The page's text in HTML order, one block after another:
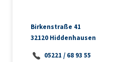
Birkenstraße 41
32120 Hiddenhausen
05221 / 68 93 55